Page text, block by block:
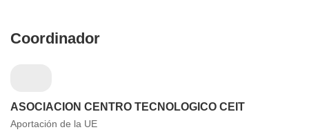
Coordinador
ASOCIACION CENTRO TECNOLOGICO CEIT
Aportación de la UE